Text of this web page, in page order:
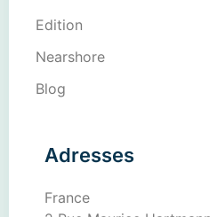
Edition
Nearshore
Blog
Adresses
France